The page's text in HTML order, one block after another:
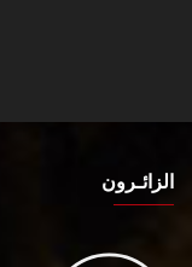
الزائـرون